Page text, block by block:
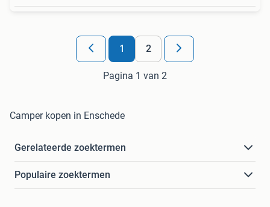
1 2
Pagina 1 van 2
Camper kopen in Enschede
Gerelateerde zoektermen
Populaire zoektermen